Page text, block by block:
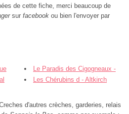
de cette fiche, merci beaucoup de
sur facebook ou bien l'envoyer par
Le Paradis des Cigogneaux -
CarspachLes Chérubins d - Altkirch
d'autres crèches, garderies, relais